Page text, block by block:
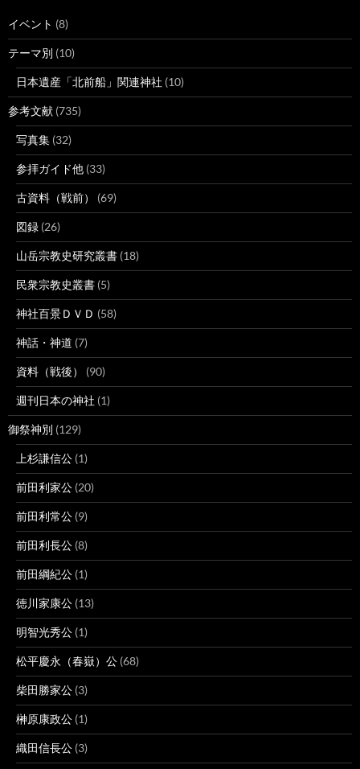
イベント (8)
テーマ別 (10)
日本遺産「北前船」関連神社 (10)
参考文献 (735)
写真集 (32)
参拝ガイド他 (33)
古資料（戦前） (69)
図録 (26)
山岳宗教史研究叢書 (18)
民衆宗教史叢書 (5)
神社百景ＤＶＤ (58)
神話・神道 (7)
資料（戦後） (90)
週刊日本の神社 (1)
御祭神別 (129)
上杉謙信公 (1)
前田利家公 (20)
前田利常公 (9)
前田利長公 (8)
前田綱紀公 (1)
徳川家康公 (13)
明智光秀公 (1)
松平慶永（春嶽）公 (68)
柴田勝家公 (3)
榊原康政公 (1)
織田信長公 (3)